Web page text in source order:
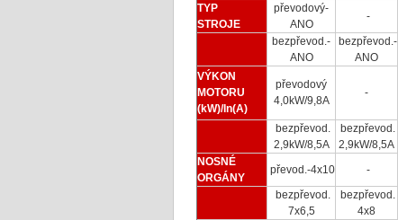
TYP
STROJE
převodový-
ANO
-
bezpřevod.-
ANO
bezpřevod.-
ANO
VÝKON
MOTORU
(kW)/In(A)
převodový
4,0kW/9,8A
-
bezpřevod.
2,9kW/8,5A
bezpřevod.
2,9kW/8,5A
NOSNÉ
ORGÁNY
převod.-4x10 -
bezpřevod.
7x6,5
bezpřevod.
4x8